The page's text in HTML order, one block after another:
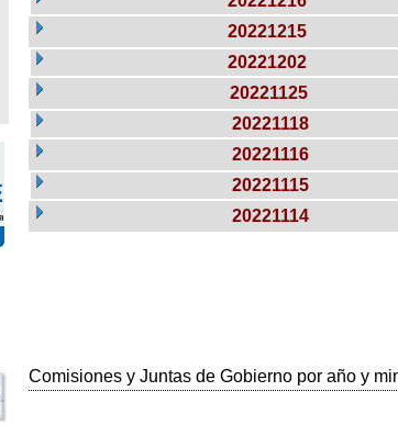
20221215
20221202
20221125
20221118
20221116
20221115
20221114
Comisiones y Juntas de Gobierno por año y